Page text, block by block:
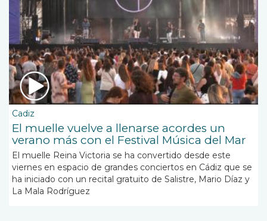
Cadiz
El muelle vuelve a llenarse acordes un
verano más con el Festival Música del Mar
El muelle Reina Victoria se ha convertido desde este
viernes en espacio de grandes conciertos en Cádiz que se
ha iniciado con un recital gratuito de Salistre, Mario Díaz y
La Mala Rodríguez